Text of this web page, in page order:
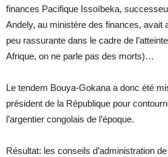
finances Pacifique Issoïbeka,
Andely, au ministère des finances, avait
peu rassurante dans le cadre de
Afrique, on ne parle pas des morts)…
Le tendem Bouya-Gokana a donc été
président de la République pour
l’argentier congolais de l’époque.
Résultat: les conseils d’administration